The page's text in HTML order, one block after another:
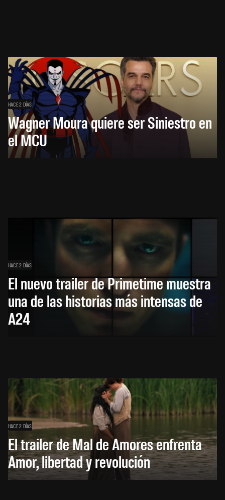
HACE 2 DÍAS
Wagner Moura quiere ser Siniestro en
el MCU
HACE 2 DÍAS
El nuevo trailer de Primetime muestra
una de las historias más intensas de
A24
HACE 2 DÍAS
El trailer de Mal de Amores enfrenta
Amor, libertad y revolución